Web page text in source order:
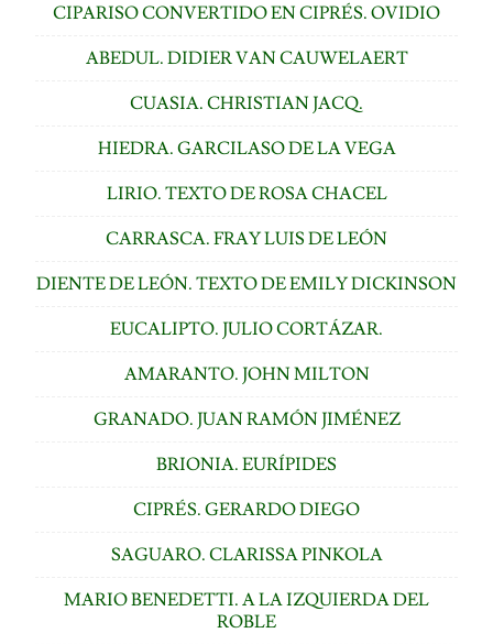
CIPARISO CONVERTIDO EN CIPRÉS. OVIDIO
ABEDUL. DIDIER VAN CAUWELAERT
CUASIA. CHRISTIAN JACQ.
HIEDRA. GARCILASO DE LA VEGA
LIRIO. TEXTO DE ROSA CHACEL
CARRASCA. FRAY LUIS DE LEÓN
DIENTE DE LEÓN. TEXTO DE EMILY DICKINSON
EUCALIPTO. JULIO CORTÁZAR.
AMARANTO. JOHN MILTON
GRANADO. JUAN RAMÓN JIMÉNEZ
BRIONIA. EURÍPIDES
CIPRÉS. GERARDO DIEGO
SAGUARO. CLARISSA PINKOLA
MARIO BENEDETTI. A LA IZQUIERDA DEL
ROBLE